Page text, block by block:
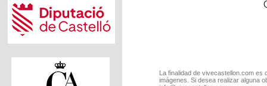
La finalidad de vivecastellon.com
imágenes. Si desea realizar alguna